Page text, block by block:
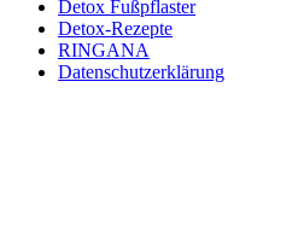
Detox Fußpflaster
Detox-Rezepte
RINGANA
Datenschutzerklärung